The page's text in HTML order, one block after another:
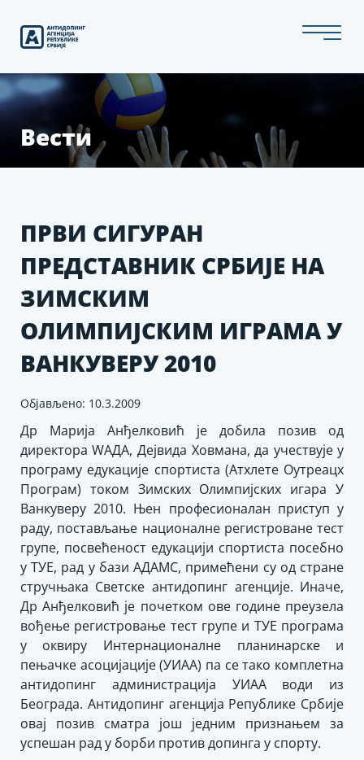
Вести
ПРВИ СИГУРАН
ПРЕДСТАВНИК СРБИЈЕ НА
ЗИМСКИМ
ОЛИМПИЈСКИМ ИГРАМА У
ВАНКУВЕРУ 2010
Објављено: 10.3.2009
Др Марија Анђелковић је добила позив од
директора WАДА, Дејвида Ховмана, да учествује у
програму едукације спортиста (Атхлете Оутреацх
Програм) током Зимских Олимпијских игара У
Ванкуверу 2010. Њен професионалан приступ у
раду, постављање националне регистроване тест
групе, посвећеност едукацији спортиста посебно
у ТУЕ, рад у бази АДАМС, примећени су од стране
стручњака Светске антидопинг агенције. Иначе,
Др Анђелковић је почетком ове године преузела
вођење регистровање тест групе и ТУЕ програма
у оквиру Интернационалне планинарске и
пењачке асоцијације (УИАА) па се тако комплетна
антидопинг администрација УИАА води из
Београда. Антидопинг агенција Републике Србије
овај позив сматра још једним признањем за
успешан рад у борби против допинга у спорту.